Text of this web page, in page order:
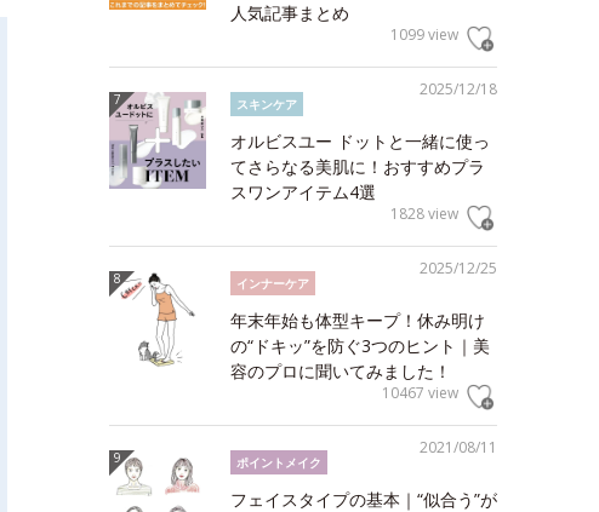
人気記事まとめ
1099 view
2025/12/18
スキンケア
オルビスユー ドットと一緒に使っ
てさらなる美肌に！おすすめプラ
スワンアイテム4選
1828 view
2025/12/25
インナーケア
年末年始も体型キープ！休み明け
の“ドキッ”を防ぐ3つのヒント｜美
容のプロに聞いてみました！
10467 view
2021/08/11
ポイントメイク
フェイスタイプの基本｜“似合う”が